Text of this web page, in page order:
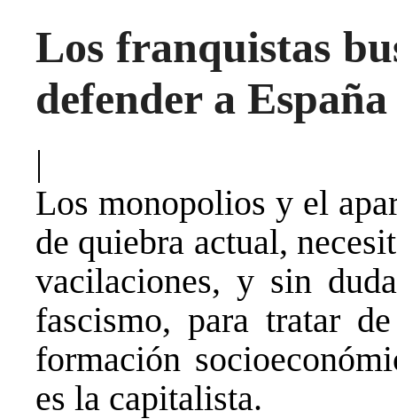
Los franquistas
defender a España
|
Los monopolios y el
de quiebra actual,
vacilaciones, y sin
fascismo, para tratar
formación
es la capitalista.